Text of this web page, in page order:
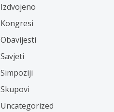
Izdvojeno
Kongresi
Obavijesti
Savjeti
Simpoziji
Skupovi
Uncategorized